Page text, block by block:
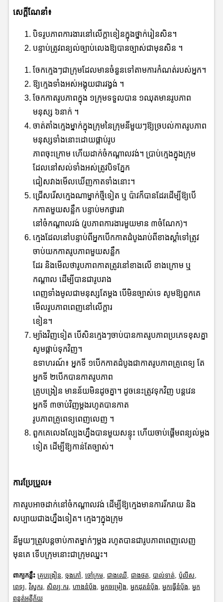
សេក្ដីណែនាំ៖
បិទរូបភាពការងារនៅលើក្តាខៀនក្នុងថ្នាក់រៀនសិន។
បន្ទាប់ត្រូវពន្យល់ច្បាប់លេងឱ្យបានច្បាស់ជាមុនសិន​ ។
ចែកក្មេងៗជាក្រុមដែលមានចំនួនទៅតាមការកំណត់របស់អ្នក។
ឱ្យក្មេងទាំងអស់អង្គុយជារវង្វង់ ។
ចែកកាតរូបភាពក្នុង ១ក្រុមទទួលបាន ១ឈុតមានរូបភាព
មនុស្ស ៦នាក់ ។
ចាត់តាំងក្មេងម្នាក់ក្នុងក្រុមនៃក្រុមនីមួយៗឱ្យច្របល់កាតរូបភាព
មនុស្សទាំងនោះដោយផ្កាប់រូប
ភាពចុះក្រោម ហើយដាក់ចំកណ្តាលវង់។ ប្រាប់ក្មេងក្នុងក្រុម
ដែលនៅសល់ទាំងអស់ត្រូវបិទភ្នែក
ជៀសវាងមើលឃើញកាតទាំងនោះ។
ជ្រើសរើសក្មេងណាម្នាក់ថ្មីទៀត ឬ ប៉ាវក៏បានដែរដើម្បីឱ្យបើ
កកាតមួយសន្លឹក បន្ទាប់មកផ្ងារវា
នៅចំកណ្ដាលវង់ (រូបភាពការងារមួយមាន ៣ចំណែក)។
ក្មេងដែលនៅបន្ទាប់ពីអ្នកបើកកាតដំបូងរាប់ពីខាងស្ដាំទៅត្រូវ
ចាប់យកកាតរូបភាពមួយសន្លឹក
ដែរ និងមើលថារូបភាពកាតត្រូវនៅខាងលើ ខាងក្រោម ឬ
កណ្តាល ដើម្បីបានជារូបរាង
ពេញទាំងមូលជាមនុស្សតែម្ដង បើមិនច្បាស់ទេ សូមឱ្យពួកគេ
មើលរូបភាពពេញនៅលើក្ដារ
ខៀន។
ម្យ៉ាងវិញទៀត បើសិនក្មេងៗចាប់បានកាតរូបភាពប្រភេទខុសគ្នា
សូមផ្កាប់ទុកវិញ។
ឧទាហរណ៍៖ អ្នកទី ១បើកកាតដំបូងជាកាតរូបភាពគ្រូពេទ្យ តែ
អ្នកទី ២បើកបានកាតរូបភាព
គ្រូបង្រៀន មានន័យមិនដូចគ្នា។ ដូចនេះត្រូវទុកវិញ បន្តវេន
អ្នកទី ៣ចាប់វិញម្តងរហូតបានកាត
រូបភាពគ្រូពេទ្យពេញលេញ ។
ពួកគេលេងល្បែងហ្នឹងបានមួយសន្ទុះ ហើយចាប់ផ្ដើមពន្យល់ម្ដង
ទៀត ដើម្បីឱ្យកាន់តែច្បាស់។
ការប្រែប្រួល៖
កាតរូបអាចដាក់នៅចំកណ្ដាលវង់ ដើម្បីឱ្យក្មេងមានការរីករាយ និង
សប្បាយជាងហ្នឹងទៀត។ ក្មេងៗក្នុងក្រុម
នីមួយៗត្រូវបន្តចាប់កាតម្នាក់ៗម្ដង រហូតបានជារូបភាពពេញលេញ
មុនគេ ទើបក្រុមនោះជាក្រុមឈ្នះ។
ពាក្យកន្លឹះ គ្រូបង្រៀន, ចុងភៅ, ចៅក្រម, ជាងឈើ, ជាងថត, បាល់ទាត់, ប៉ូលីស,
ពេទ្យ, វិស្វករ, សិល្បៈករ, ហាងនំបុ័ង, អ្នកចម្រៀង, អ្នកដុតនំប័ុង, អ្នកធ្វើនំបុ័ង, អ្នក
ពន្លត់អគ្គីភ័យ